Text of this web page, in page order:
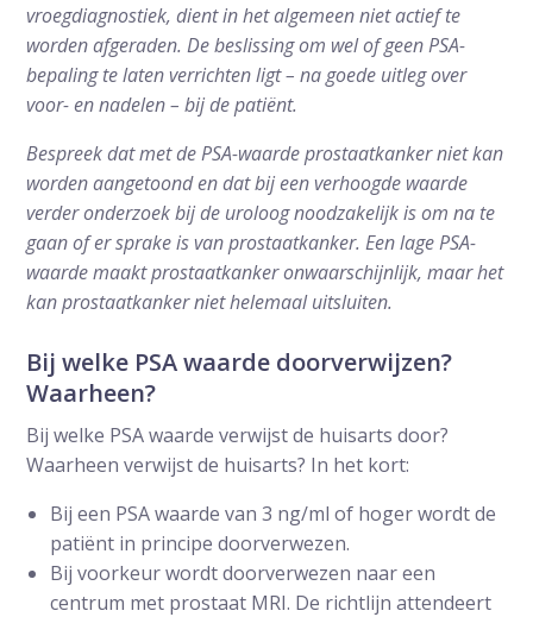
vroegdiagnostiek, dient in het algemeen niet actief te
worden afgeraden. De beslissing om wel of geen PSA-
bepaling te laten verrichten ligt – na goede uitleg over
voor- en nadelen – bij de patiënt.
Bespreek dat met de PSA-waarde prostaatkanker niet kan
worden aangetoond en dat bij een verhoogde waarde
verder onderzoek bij de uroloog noodzakelijk is om na te
gaan of er sprake is van prostaatkanker. Een lage PSA-
waarde maakt prostaatkanker onwaarschijnlijk, maar het
kan prostaatkanker niet helemaal uitsluiten.
Bij welke PSA waarde doorverwijzen?
Waarheen?
Bij welke PSA waarde verwijst de huisarts door?
Waarheen verwijst de huisarts? In het kort:
Bij een PSA waarde van 3 ng/ml of hoger wordt de
patiënt in principe doorverwezen.
Bij voorkeur wordt doorverwezen naar een
centrum met prostaat MRI. De richtlijn attendeert